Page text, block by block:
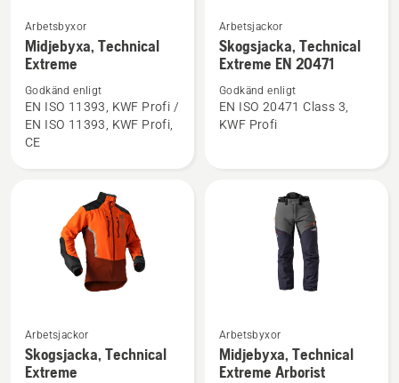
Se
mer
information
om
Midjebyxa,
Technical
Arbetsbyxor
Midjebyxa, Technical
Extreme
Godkänd enligt
EN ISO 11393, KWF Profi /
EN ISO 11393, KWF Profi,
CE
Se
mer
information
om
Skogsjacka,
Arbetsjackor
Skogsjacka, Technical
Extreme EN 20471
Godkänd enligt
EN ISO 20471 Class 3,
KWF Profi
mer
information
Arbetsjackor
Skogsjacka, Technical
Extreme
mer
information
Arbetsbyxor
Midjebyxa, Technical
Extreme Arborist